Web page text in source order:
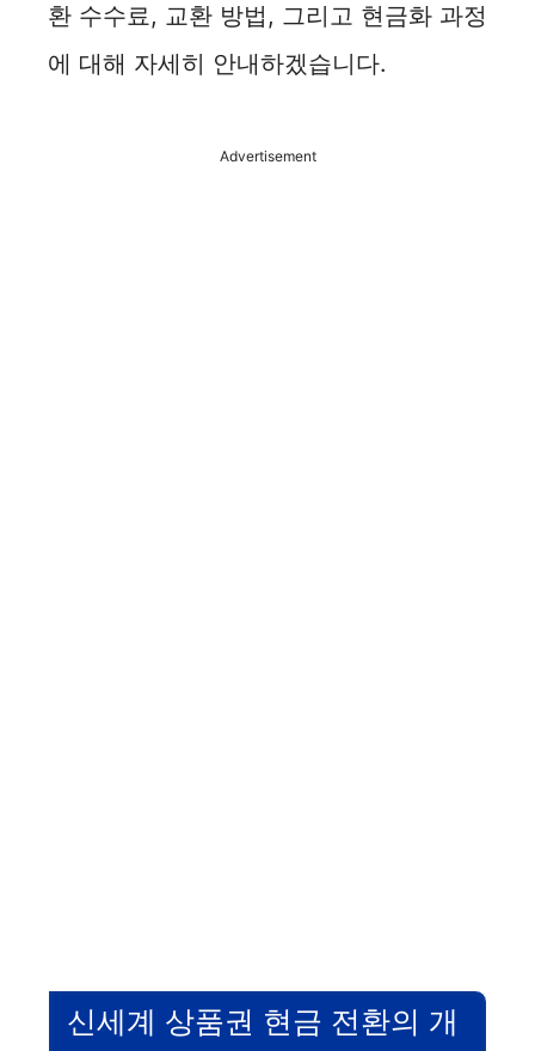
d
환 수수료, 교환 방법, 그리고 현금화 과정
에 대해 자세히 안내하겠습니다.
Advertisement
신세계 상품권 현금 전환의 개